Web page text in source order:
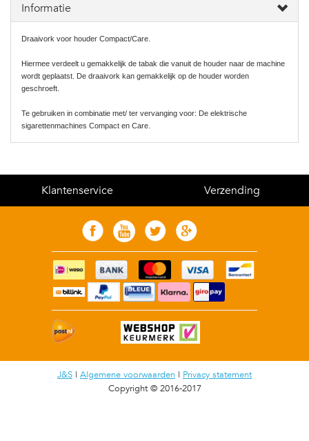
Informatie
Draaivork voor houder Compact/Care.
Hiermee verdeelt u gemakkelijk de tabak die vanuit de houder naar de machine
wordt geplaatst. De draaivork kan gemakkelijk op de houder worden
geschroeft.
Te gebruiken in combinatie met/ ter vervanging voor: De elektrische
sigarettenmachines Compact en Care.
Klantenservice Verzending
J&S | Algemene voorwaarden | Privacy statement
Copyright © 2016-2017